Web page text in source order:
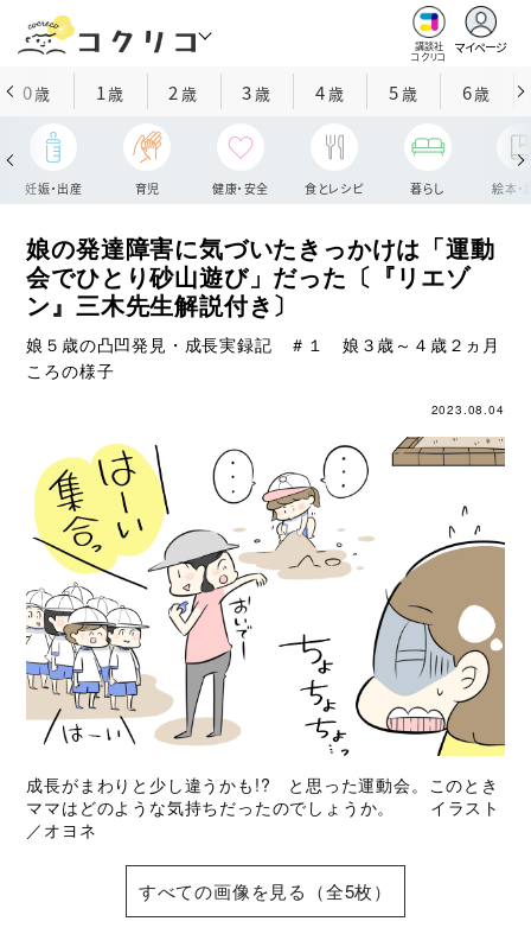
講談社
コクリコ
マイページ
0歳 1歳 2 歳 3歳 4歳 5歳 6歳
妊娠・出産 育児 健康・安全 食とレシピ 暮らし 絵本・
娘の発達障害に気づいたきっかけは「運動
会でひとり砂山遊び」だった〔『リエゾ
ン』三木先生解説付き〕
娘５歳の凸凹発見・成長実録記 ＃１ 娘３歳～４歳２ヵ月
ころの様子
2023.08.04
成長がまわりと少し違うかも!? と思った運動会。このとき
ママはどのような気持ちだったのでしょうか。 イラスト
／オヨネ
すべての画像を見る（全5枚）